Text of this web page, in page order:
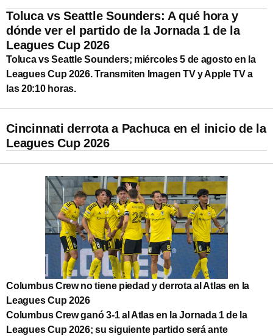
Toluca vs Seattle Sounders: A qué hora y
dónde ver el partido de la Jornada 1 de la
Leagues Cup 2026
Toluca vs Seattle Sounders; miércoles 5 de agosto en la
Leagues Cup 2026. Transmiten Imagen TV y Apple TV a
las 20:10 horas.
Cincinnati derrota a Pachuca en el inicio de la
Leagues Cup 2026
Columbus Crew no tiene piedad y derrota al Atlas en la
Leagues Cup 2026
Columbus Crew ganó 3-1 al Atlas en la Jornada 1 de la
Leagues Cup 2026; su siguiente partido será ante